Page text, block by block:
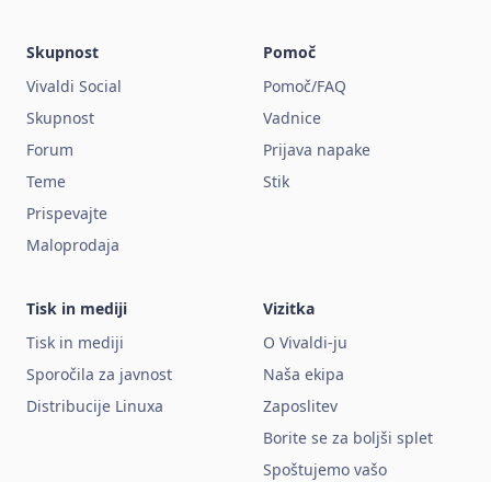
Skupnost
Vivaldi Social
Skupnost
Forum
Teme
Prispevajte
Maloprodaja
Pomoč
Pomoč/FAQ
Vadnice
Prijava napake
Stik
Tisk in mediji
Tisk in mediji
Sporočila za javnost
Distribucije Linuxa
Vizitka
O Vivaldi-ju
Naša ekipa
Zaposlitev
Borite se za boljši splet
Spoštujemo vašo